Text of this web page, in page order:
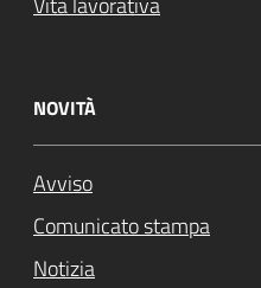
NOVITÀ
Avviso
Comunicato stampa
Notizia